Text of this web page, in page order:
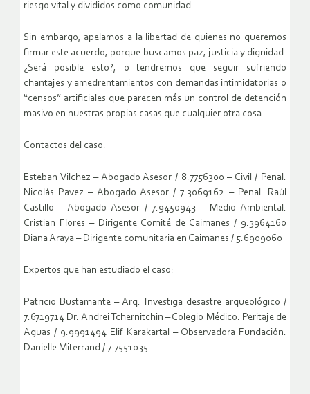
riesgo vital y divididos como comunidad.
Sin embargo, apelamos a la libertad de quienes no queremos
firmar este acuerdo, porque buscamos paz, justicia y dignidad.
¿Será posible esto?, o tendremos que seguir sufriendo
chantajes y amedrentamientos con demandas intimidatorias o
“censos” artificiales que parecen más un control de detención
masivo en nuestras propias casas que cualquier otra cosa.
Contactos del caso:
Esteban Vilchez – Abogado Asesor / 8.7756300 – Civil / Penal.
Nicolás Pavez – Abogado Asesor / 7.3069162 – Penal. Raúl
Castillo – Abogado Asesor / 7.9450943 – Medio Ambiental.
Cristian Flores – Dirigente Comité de Caimanes / 9.3964160
Diana Araya – Dirigente comunitaria en Caimanes / 5.6909060
Expertos que han estudiado el caso:
Patricio Bustamante – Arq. Investiga desastre arqueológico /
7.6719714 Dr. Andrei Tchernitchin – Colegio Médico. Peritaje de
Aguas / 9.9991494 Elif Karakartal – Observadora Fundación.
Danielle Miterrand / 7.7551035